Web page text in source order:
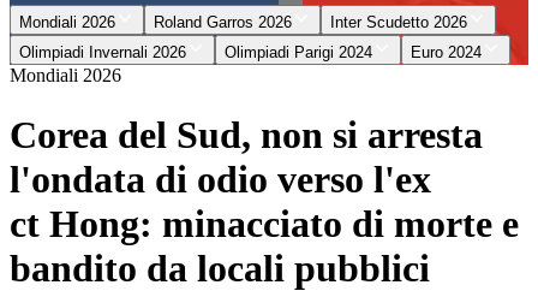
Mondiali 2026 Roland Garros 2026
Inter Scudetto 2026
Olimpiadi Invernali 2026
Olimpiadi Parigi 2024 Euro 2024
Mondiali 2026
Corea del Sud, non si arresta
l'ondata di odio verso l'ex
ct Hong: minacciato di morte e
bandito da locali pubblici